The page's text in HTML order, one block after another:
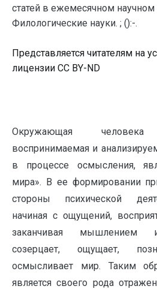
статей в ежемесячном научном
Филологические науки. ; ():-.
Представляется читателям на
лицензии CC BY-ND
Окружающая человека
воспринимаемая и
в процессе осмысления,
мира». В ее формировании
стороны психической
начиная с ощущений,
заканчивая мышлением
созерцает, ощущает,
осмысливает мир. Таким
является своего рода